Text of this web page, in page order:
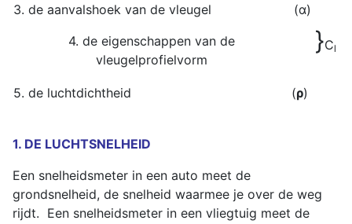
3. de aanvalshoek van de vleugel
4. de eigenschappen van de
vleugelprofielvorm
(α)
}Cl
5. de luchtdichtheid (ρ)
1. DE LUCHTSNELHEID
Een snelheidsmeter in een auto meet de
grondsnelheid, de snelheid waarmee je over de weg
rijdt. Een snelheidsmeter in een vliegtuig meet de